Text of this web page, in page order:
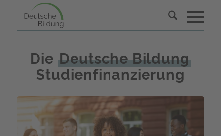
Die Deutsche Bildung
Studienfinanzierung